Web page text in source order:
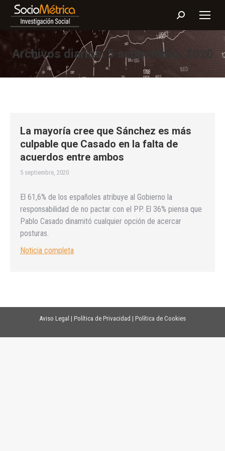
Buscar:
Archivos diarios: 5 septiembre, 2020
La mayoría cree que Sánchez es más
culpable que Casado en la falta de
acuerdos entre ambos
5 septiembre, 2020
El 61,6% de los españoles atribuye al Gobierno la
responsabilidad de no pactar con el PP. El 36% piensa que
Pablo Casado dinamitó cualquier opción de acercar
posturas.
Noticia completa
Aviso Legal | Política de Privacidad | Política de Cookies